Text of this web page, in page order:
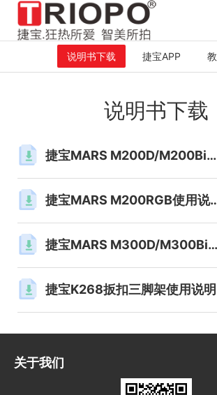
说明书下载 捷宝APP
说明书下载
捷宝MARS M200D/M200Bi使用说明书
捷宝MARS
捷宝MARS M300D/M300Bi使用说明书
关于我们